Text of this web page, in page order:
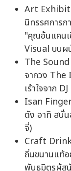
Art
นิทรรศการภ
"คุณอ้นแคน
Visual บนผ
The
จากวง The
เร้าใจจาก
Isan
ดัง อาทิ สนั่น
จี่)
Craft
ถิ่นขนานแท้อ
พันธมิตรผู้ส